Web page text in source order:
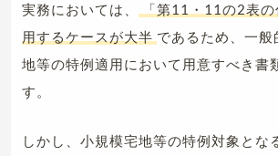
実務においては、
「第11・11の2表
用するケースが大半 であるため、一
地等の特例適用において用意すべき書
す。
しかし、小規模宅地等の特例対象とな